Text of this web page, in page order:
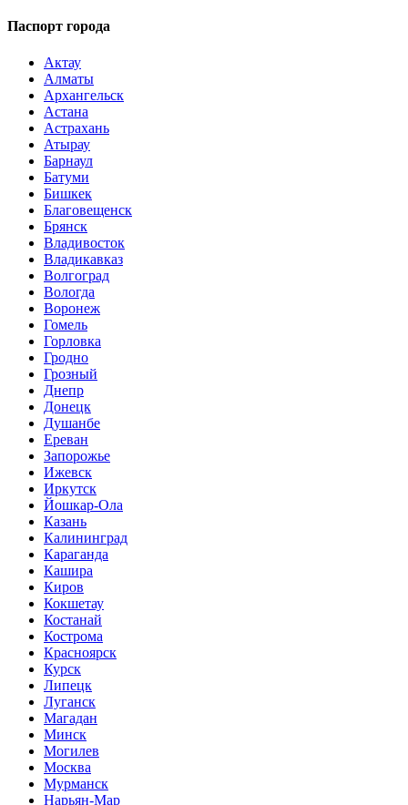
Паспорт города
Актау
Алматы
Архангельск
Астана
Астрахань
Атырау
Барнаул
Батуми
Бишкек
Благовещенск
Брянск
Владивосток
Владикавказ
Волгоград
Вологда
Воронеж
Гомель
Горловка
Гродно
Грозный
Днепр
Донецк
Душанбе
Ереван
Запорожье
Ижевск
Иркутск
Йошкар-Ола
Казань
Калининград
Караганда
Кашира
Киров
Кокшетау
Костанай
Кострома
Красноярск
Курск
Липецк
Луганск
Магадан
Минск
Могилев
Москва
Мурманск
Нарьян-Мар